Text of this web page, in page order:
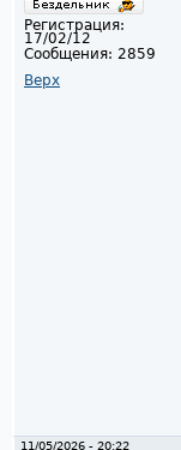
Регистрация:
17/02/12
Сообщения: 2859
Верх
11/05/2026 - 20:22